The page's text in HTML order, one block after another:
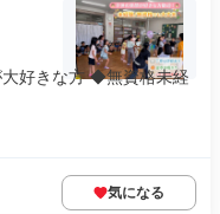
好きな方 ◆無資格未経
気になる